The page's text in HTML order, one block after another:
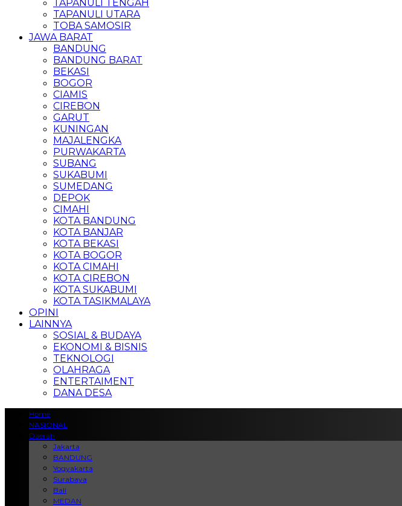
TAPANULI TENGAH
TAPANULI UTARA
TOBA SAMOSIR
JAWA BARAT
BANDUNG
BANDUNG BARAT
BEKASI
BOGOR
CIAMIS
CIREBON
GARUT
KUNINGAN
MAJALENGKA
PURWAKARTA
SUBANG
SUKABUMI
SUMEDANG
DEPOK
CIMAHI
KOTA BANDUNG
KOTA BANJAR
KOTA BEKASI
KOTA BOGOR
KOTA CIMAHI
KOTA CIREBON
KOTA SUKABUMI
KOTA TASIKMALAYA
OPINI
LAINNYA
SOSIAL & BUDAYA
EKONOMI & BISNIS
TEKNOLOGI
OLAHRAGA
ENTERTAIMENT
DANA DESA
Home
NASIONAL
Daerah
Jakarta
BANDUNG
Yogyakarta
Surabaya
Bali
MEDAN